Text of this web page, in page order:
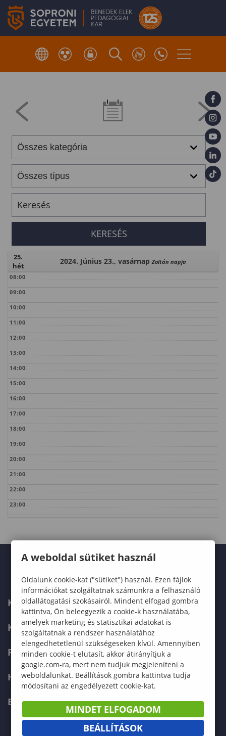
25.
hét
2024. Június 23., vasárnapZoltán napja
08:00
09:00
10:00
11:00
12:00
13:00
14:00
15:00
16:00
17:00
18:00
19:00
20:00
21:00
22:00
23:00
KARUNK
KÉPZÉSEK
FELVÉTELIZŐKNEK
HALLGATÓKNAK
ERASMUS+
A weboldal sütiket használ
Oldalunk cookie-kat ("sütiket") használ. Ezen fájlok
információkat szolgáltatnak számunkra a felhasználó
oldallátogatási szokásairól. Mindent elfogad gombra
kattintva, Ön beleegyezik a cookie-k használatába,
amelyek marketing és statisztikai adatokat is
szolgáltatnak a rendszer használatához
elengedhetetlenül szükségeseken kívül. Amennyiben
minden cookie-t elutasít, akkor átirányítjuk a
google.com-ra, mert nem tudjuk megjeleníteni a
weboldalunkat. Beállítások gombra kattintva tudja
módosítani az engedélyezett cookie-kat.
MINDET ELFOGADOM
BEÁLLÍTÁSOK